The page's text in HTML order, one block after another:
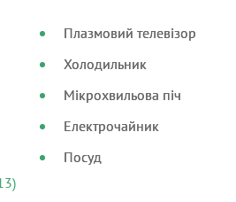
Плазмовий телевізор
Холодильник
Мікрохвильова піч
Електрочайник
Посуд